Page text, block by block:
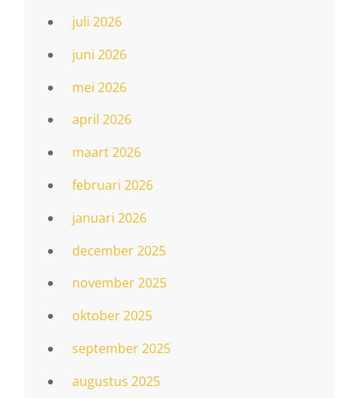
juli 2026
juni 2026
mei 2026
april 2026
maart 2026
februari 2026
januari 2026
december 2025
november 2025
oktober 2025
september 2025
augustus 2025